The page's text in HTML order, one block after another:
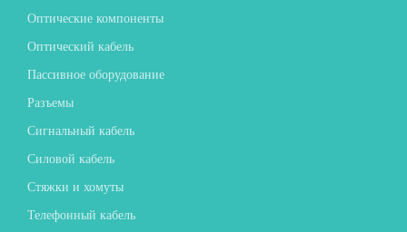
Оптические компоненты
Оптический кабель
Пассивное оборудование
Разъемы
Сигнальный кабель
Силовой кабель
Стяжки и хомуты
Телефонный кабель